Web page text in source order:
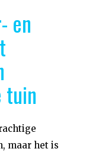
en
tuin
maar het is